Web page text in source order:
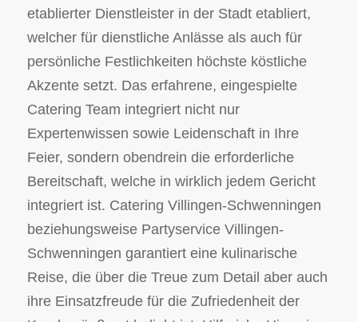
etablierter Dienstleister in der Stadt etabliert,
welcher für dienstliche Anlässe als auch für
persönliche Festlichkeiten höchste köstliche
Akzente setzt. Das erfahrene, eingespielte
Catering Team integriert nicht nur
Expertenwissen sowie Leidenschaft in Ihre
Feier, sondern obendrein die erforderliche
Bereitschaft, welche in wirklich jedem Gericht
integriert ist. Catering Villingen-Schwenningen
beziehungsweise Partyservice Villingen-
Schwenningen garantiert eine kulinarische
Reise, die über die Treue zum Detail aber auch
ihre Einsatzfreude für die Zufriedenheit der